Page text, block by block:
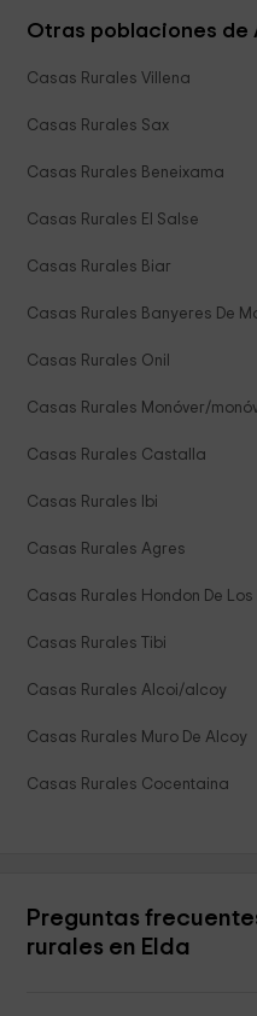
Otras poblaciones de
Casas Rurales Villena
Casas Rurales Sax
Casas Rurales Beneixama
Casas Rurales El Salse
Casas Rurales Biar
Casas Rurales Banyeres De
Casas Rurales Onil
Casas Rurales Monóver/
Casas Rurales Castalla
Casas Rurales Ibi
Casas Rurales Agres
Casas Rurales Hondon De Los
Casas Rurales Tibi
Casas Rurales Alcoi/alcoy
Casas Rurales Muro De Alcoy
Casas Rurales Cocentaina
Preguntas
rurales en Elda